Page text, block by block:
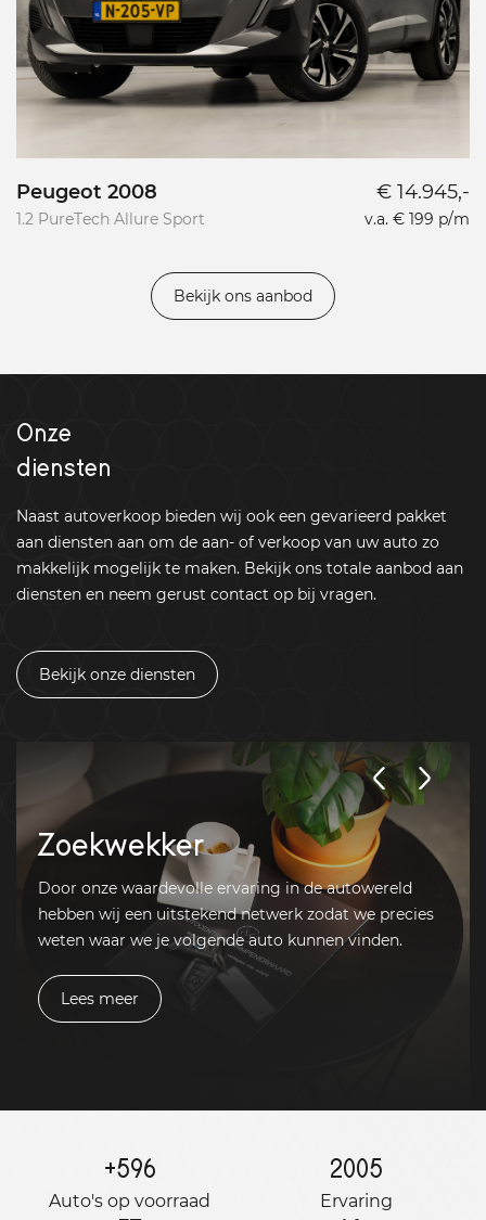
Peugeot 2008
1.2 PureTech Allure Sport
€ 14.945,-
v.a. € 199 p/m
Bekijk ons aanbod
Onze
diensten
Naast autoverkoop bieden wij ook een gevarieerd pakket
aan diensten aan om de aan- of verkoop van uw auto zo
makkelijk mogelijk te maken. Bekijk ons totale aanbod aan
diensten en neem gerust contact op bij vragen.
Bekijk onze diensten
Zoekwekker
Door onze waardevolle ervaring in de autowereld
hebben wij een uitstekend netwerk zodat we precies
weten waar we je volgende auto kunnen vinden.
Lees meer
+596
Auto's op voorraad
2005
Ervaring